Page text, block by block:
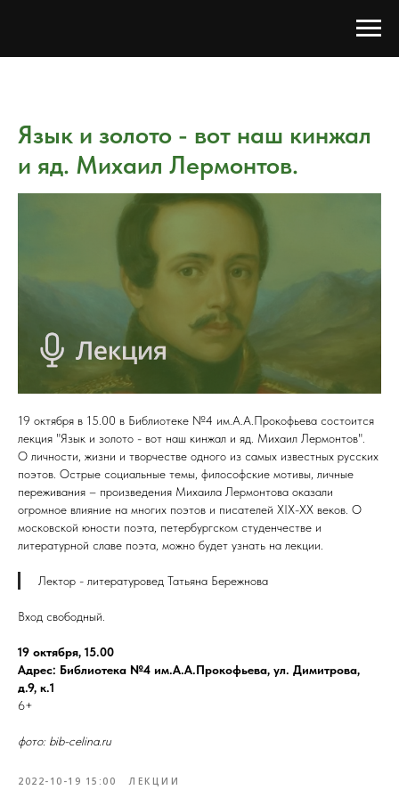
Язык и золото - вот наш кинжал
и яд. Михаил Лермонтов.
19 октября в 15.00 в Библиотеке №4 им.А.А.Прокофьева состоится
лекция "Язык и золото - вот наш кинжал и яд. Михаил Лермонтов".
О личности, жизни и творчестве одного из самых известных русских
поэтов. Острые социальные темы, философские мотивы, личные
переживания – произведения Михаила Лермонтова оказали
огромное влияние на многих поэтов и писателей XIX-XX веков. О
московской юности поэта, петербургском студенчестве и
литературной славе поэта, можно будет узнать на лекции.
Лектор - литературовед Татьяна Бережнова
Вход свободный.
19 октября, 15.00
Адрес: Библиотека №4 им.А.А.Прокофьева, ул. Димитрова,
д.9, к.1
6+
фото: bib-celina.ru
2022-10-19 15:00 ЛЕКЦИИ